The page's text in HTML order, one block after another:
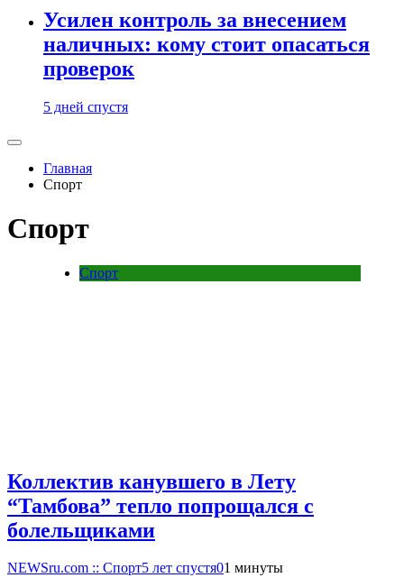
Усилен контроль за внесением
наличных: кому стоит опасаться
проверок
5 дней спустя
Главная
Спорт
Спорт
Спорт
Коллектив канувшего в Лету
“Тамбова” тепло попрощался с
болельщиками
NEWSru.com :: Спорт5 лет спустя01 минуты